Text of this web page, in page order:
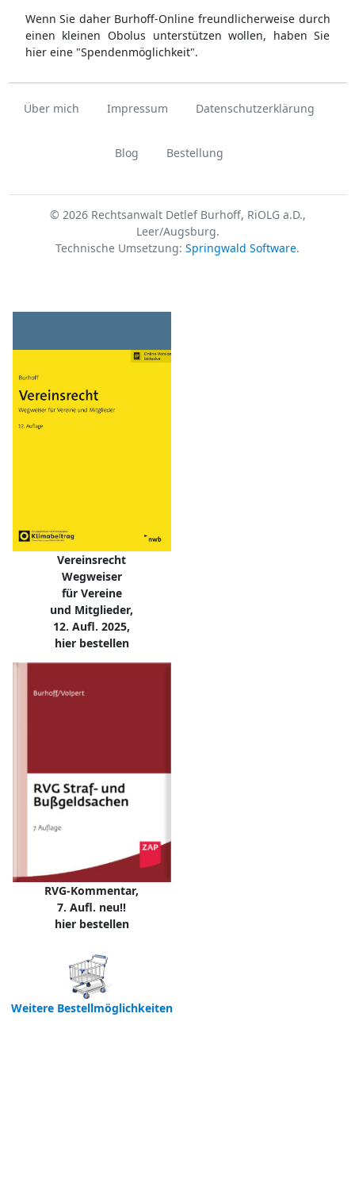
Wenn Sie daher Burhoff-Online freundlicherweise durch
einen kleinen Obolus unterstützen wollen, haben Sie
hier eine "Spendenmöglichkeit".
Über mich Impressum Datenschutzerklärung
Blog Bestellung
© 2026 Rechtsanwalt Detlef Burhoff, RiOLG a.D.,
Leer/Augsburg.
Technische Umsetzung: Springwald Software.
Vereinsrecht
Wegweiser
für Vereine
und Mitglieder,
12. Aufl. 2025,
hier bestellen
RVG-Kommentar,
7. Aufl. neu!!
hier bestellen
Weitere Bestellmöglichkeiten